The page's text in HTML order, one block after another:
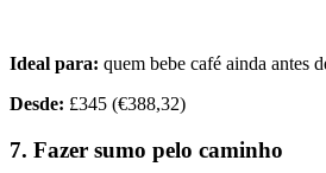
Ideal para: quem bebe café ainda antes
Desde: £345 (€388,32)
7. Fazer sumo pelo caminho